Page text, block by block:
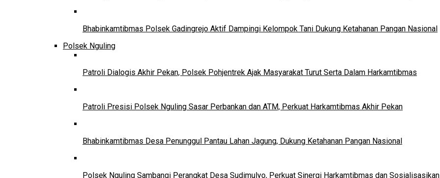
Bhabinkamtibmas Polsek Gadingrejo Aktif Dampingi Kelompok Tani Dukung Ketahanan Pangan Nasional
Polsek Nguling
Patroli Dialogis Akhir Pekan, Polsek Pohjentrek Ajak Masyarakat Turut Serta Dalam Harkamtibmas
Patroli Presisi Polsek Nguling Sasar Perbankan dan ATM, Perkuat Harkamtibmas Akhir Pekan
Bhabinkamtibmas Desa Penunggul Pantau Lahan Jagung, Dukung Ketahanan Pangan Nasional
Polsek Nguling Sambangi Perangkat Desa Sudimulyo, Perkuat Sinergi Harkamtibmas dan